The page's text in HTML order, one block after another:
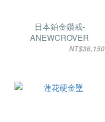
日本鉑金鑽戒-
ANEWCROVER
NT$36,150